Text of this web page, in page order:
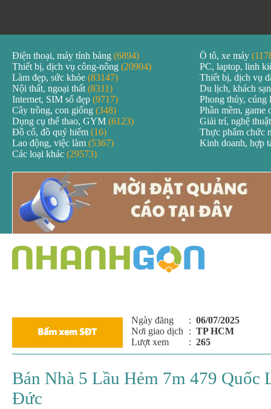
Điện thoại, máy tính bảng (6894) Ô tô, xe máy
Thiết bị, dịch vụ công-nông (20904)
PC, laptop, linh
Làm đẹp, sức khỏe (83147)
Thiết bị, dịch vụ
Nội thất, ngoại thất (8311)
Du lịch, khách
Internet, SIM số đẹp (9717)
Phong thủy, cúng
Cây trồng, con giống (348)
Phần mềm, game
Dụng cụ thể thao, GYM (6123)
Giải trí, nghệ
Đồ cổ, đồ quý hiếm (16)
Thực phẩm chức
Lao động, việc làm (5367)
Kinh doanh, hợp
Các loại khác (29573)
Ngày đăng : 06/07/2025
Nơi giao dịch : TP HCM
Lượt xem
: 265
Bán Nhà 5 Lầu Hẻm 7m 479 Quốc
Đức